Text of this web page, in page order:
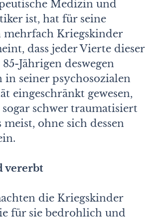
Medizin und
ist, hat für seine
mehrfach Kriegskinder
dass jeder Vierte dieser
Jährigen deswegen
in seiner psychosozialen
eingeschränkt gewesen,
schwer traumatisiert
meist, ohne sich dessen
vererbt
die Kriegskinder
für sie bedrohlich und